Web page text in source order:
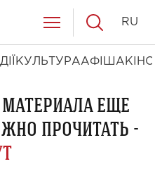
КУЛЬТУРААФІША КІНО
RU
ЕЩЕ
ПРОЧИТАТЬ -